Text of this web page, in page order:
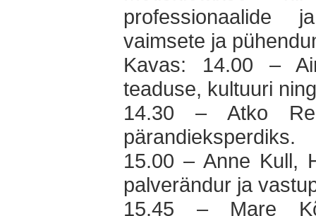
professionaalide
vaimsete ja
Kavas: 14.00 –
teaduse, kultuuri
14.30 – Atko
pärandieksperdiks.
15.00 – Anne Kull,
palverändur ja
15.45 – Mare